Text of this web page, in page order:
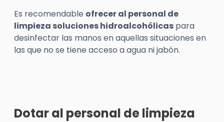
Es recomendable ofrecer al personal de
limpieza soluciones hidroalcohólicas para
desinfectar las manos en aquellas situaciones en
las que no se tiene acceso a agua ni jabón.
Dotar al personal de limpieza